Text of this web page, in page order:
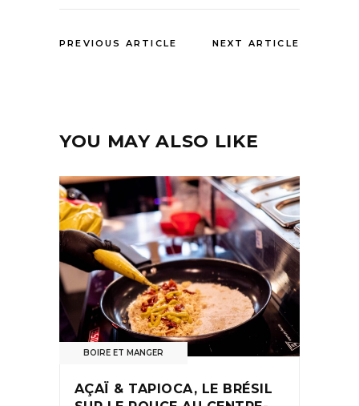
PREVIOUS ARTICLE NEXT ARTICLE
YOU MAY ALSO LIKE
BOIRE ET MANGER
AÇAÏ & TAPIOCA, LE BRÉSIL